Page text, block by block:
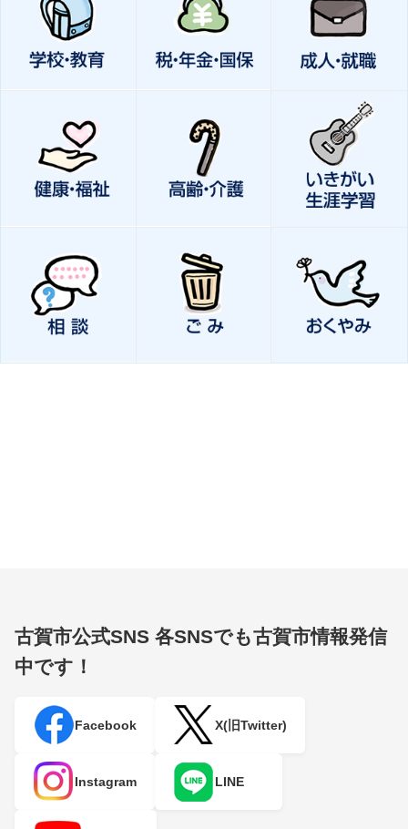
古賀市公式SNS 各SNSでも古賀市情報発信
中です！
Facebook X(旧Twitter)
Instagram LINE